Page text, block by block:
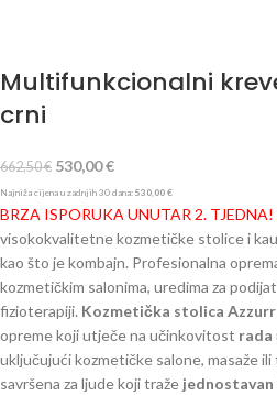
Multifunkcionalni
crni
662,50€ 530,00€
Najniža cijena u zadnjih 30 dana: 530,00 €
BRZA ISPORUKA UNUTAR 2. TJEDNA!
visokokvalitetne kozmetičke stolice i
kao što je kombajn. Profesionalna
kozmetičkim salonima, uredima za
fizioterapiji. Kozmetička stolica
opreme koji utječe na učinkovitost rada
uključujući kozmetičke salone, masaže
savršena za ljude koji traže jednostavan